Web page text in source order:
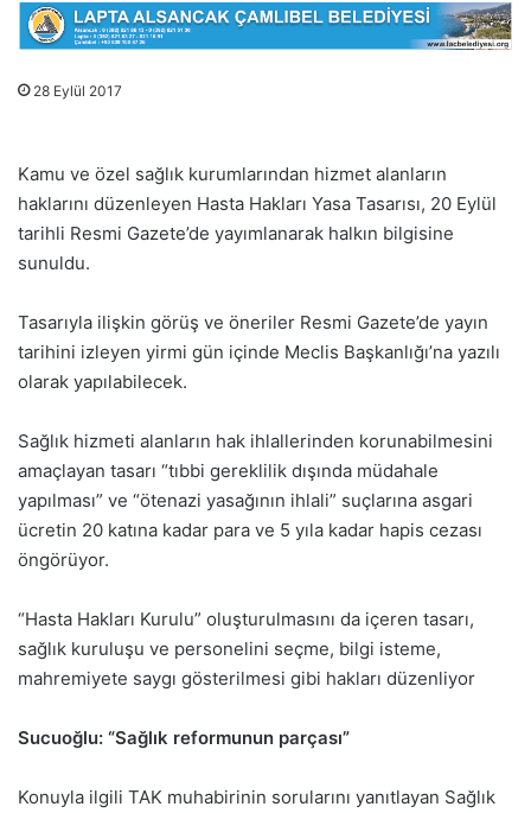
28 Eylül 2017
Kamu ve özel sağlık kurumlarından hizmet alanların
haklarını düzenleyen Hasta Hakları Yasa Tasarısı, 20 Eylül
tarihli Resmi Gazete’de yayımlanarak halkın bilgisine
sunuldu.
Tasarıyla ilişkin görüş ve öneriler Resmi Gazete’de yayın
tarihini izleyen yirmi gün içinde Meclis Başkanlığı’na yazılı
olarak yapılabilecek.
Sağlık hizmeti alanların hak ihlallerinden korunabilmesini
amaçlayan tasarı “tıbbi gereklilik dışında müdahale
yapılması” ve “ötenazi yasağının ihlali” suçlarına asgari
ücretin 20 katına kadar para ve 5 yıla kadar hapis cezası
öngörüyor.
“Hasta Hakları Kurulu” oluşturulmasını da içeren tasarı,
sağlık kuruluşu ve personelini seçme, bilgi isteme,
mahremiyete saygı gösterilmesi gibi hakları düzenliyor
Sucuoğlu: “Sağlık reformunun parçası”
Konuyla ilgili TAK muhabirinin sorularını yanıtlayan Sağlık